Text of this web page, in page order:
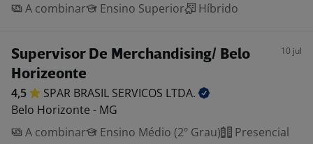
A combinar
Ensino Superior Híbrido
Supervisor De Merchandising/ Belo
Horizeonte
10 jul
4,5 SPAR BRASIL SERVICOS LTDA.
Belo Horizonte - MG
A combinar
Ensino Médio (2º Grau) Presencial